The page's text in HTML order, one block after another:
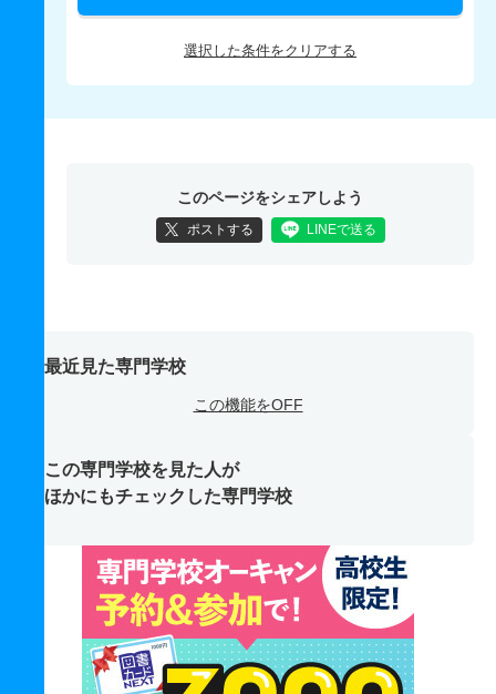
選択した条件をクリアする
このページをシェアしよう
ポストする LINEで送る
最近見た専門学校
この機能をOFF
この専門学校を見た人が
ほかにもチェックした専門学校